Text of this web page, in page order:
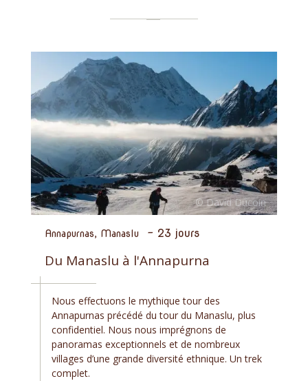
Annapurnas, Manaslu - 23 jours
Du Manaslu à l'Annapurna
Nous effectuons le mythique tour des
Annapurnas précédé du tour du Manaslu, plus
confidentiel. Nous nous imprégnons de
panoramas exceptionnels et de nombreux
villages d’une grande diversité ethnique. Un trek
complet.